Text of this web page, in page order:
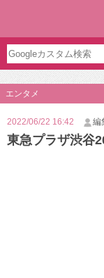
エンタメ
2022/06/22 16:42 編
東急プラザ渋谷